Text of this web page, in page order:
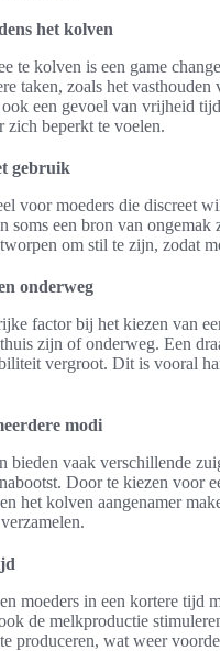
het kolven
te kolven is een game
taken, zoals het
een gevoel van vrijheid
zich beperkt te voelen.
gebruik
voor moeders die discreet
soms een bron van
om stil te zijn, zodat
onderweg
factor bij het kiezen van
zijn of onderweg. Een
vergroot. Dit is vooral
modi
bieden vaak verschillende
Door te kiezen voor
het kolven aangenamer
moeders in een kortere tijd
de melkproductie
produceren, wat weer